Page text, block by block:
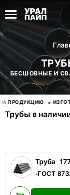
БЕСШОВНЫЕ И
•
Трубы в
В наличии 3
Труба
•ГОСТ